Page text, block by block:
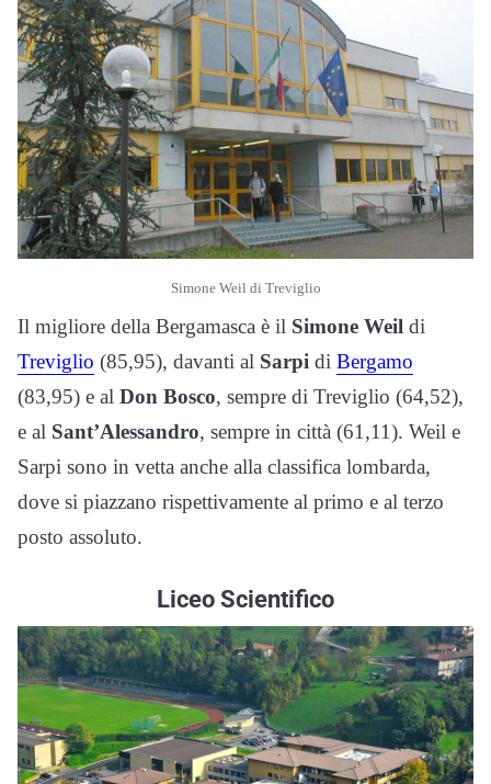
Simone Weil di Treviglio
Il migliore della Bergamasca è il Simone Weil di
Treviglio (85,95), davanti al Sarpi di Bergamo
(83,95) e al Don Bosco, sempre di Treviglio (64,52),
e al Sant’Alessandro, sempre in città (61,11). Weil e
Sarpi sono in vetta anche alla classifica lombarda,
dove si piazzano rispettivamente al primo e al terzo
posto assoluto.
Liceo Scientifico